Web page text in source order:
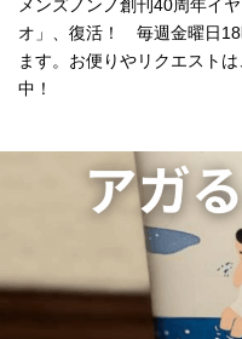
メンズノンノ創刊40周年イ
オ」、復活！ 毎週金曜日18
ます。お便りやリクエスト
中！